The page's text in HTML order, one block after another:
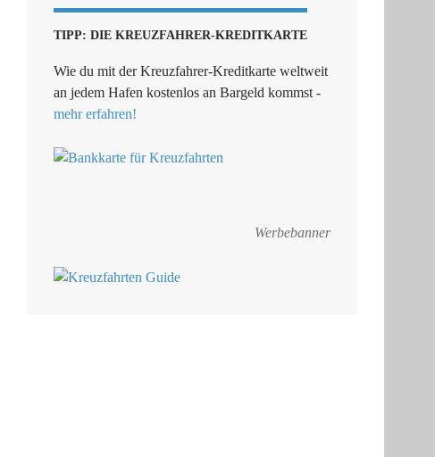
TIPP: DIE KREUZFAHRER-KREDITKARTE
Wie du mit der Kreuzfahrer-Kreditkarte weltweit
an jedem Hafen kostenlos an Bargeld kommst -
mehr erfahren!
Werbebanner